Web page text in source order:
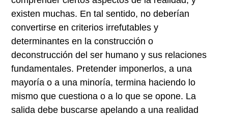
existen muchas. En tal sentido, no deberían
convertirse en criterios irrefutables y
determinantes en la construcción o
deconstrucción del ser humano y sus relaciones
fundamentales. Pretender imponerlos, a una
mayoría o a una minoría, termina haciendo lo
mismo que cuestiona o a lo que se opone. La
salida debe buscarse apelando a una realidad